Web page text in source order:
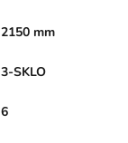
2150 mm
3-SKLO
6